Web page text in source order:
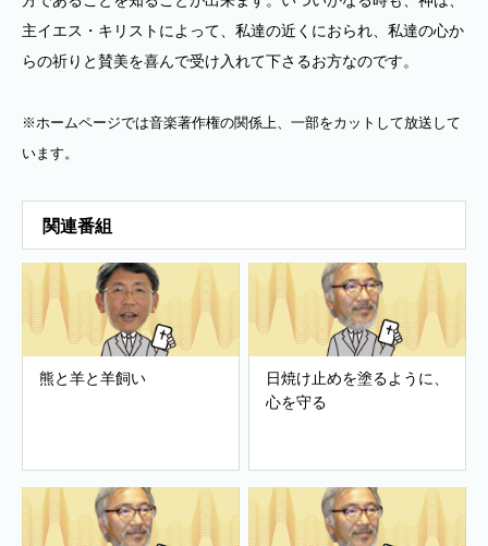
主イエス・キリストによって、私達の近くにおられ、私達の心か
らの祈りと賛美を喜んで受け入れて下さるお方なのです。
※ホームページでは音楽著作権の関係上、一部をカットして放送して
います。
関連番組
熊と羊と羊飼い
日焼け止めを塗るように、
心を守る